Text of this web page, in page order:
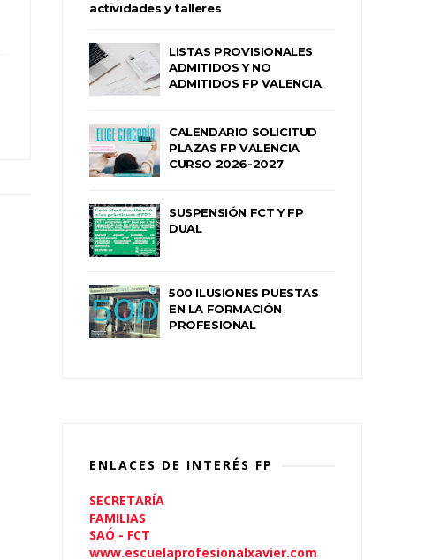
actividades y talleres
LISTAS PROVISIONALES
ADMITIDOS Y NO
ADMITIDOS FP VALENCIA
CALENDARIO SOLICITUD
PLAZAS FP VALENCIA
CURSO 2026-2027
SUSPENSIÓN FCT Y FP
DUAL
500 ILUSIONES PUESTAS
EN LA FORMACIÓN
PROFESIONAL
ENLACES DE INTERÉS FP
SECRETARÍA
FAMILIAS
SAÓ - FCT
www.escuelaprofesionalxavier.com